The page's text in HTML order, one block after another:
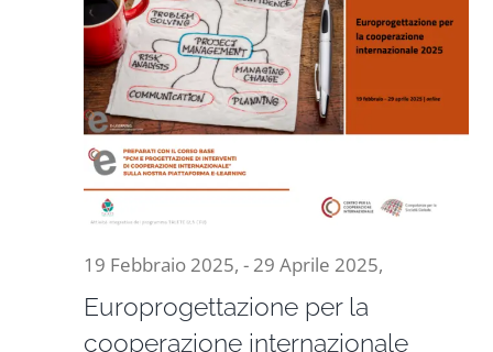
Europrogettazione per la
cooperazione internazionale
19 Febbraio 2025, - 29 Aprile 2025,